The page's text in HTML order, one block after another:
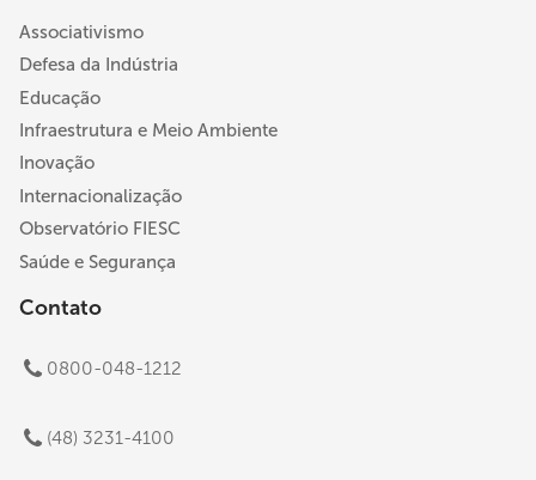
Associativismo
Defesa da Indústria
Educação
Infraestrutura e Meio Ambiente
Inovação
Internacionalização
Observatório FIESC
Saúde e Segurança
Contato
0800-048-1212
(48) 3231-4100